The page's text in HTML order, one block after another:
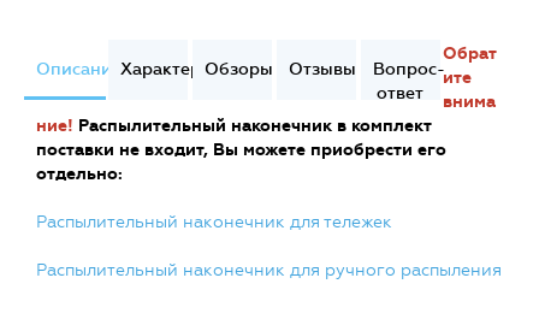
ОписаниеХарактеристики
Обзоры Отзывы
Вопрос-
ответ
Обрат
ите
внима
ние! Распылительный наконечник в комплект
поставки не входит, Вы можете приобрести его
отдельно:
Распылительный наконечник для тележек
Распылительный наконечник для ручного распыления